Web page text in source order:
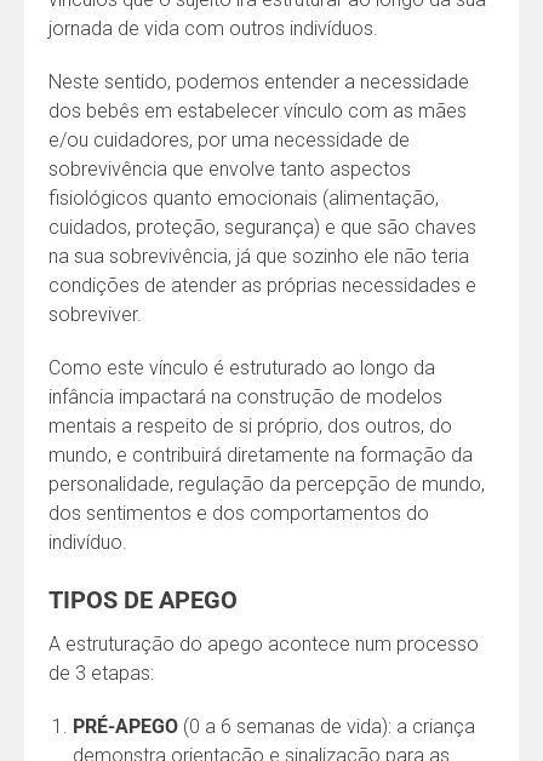
jornada de vida com outros indivíduos.
Neste sentido, podemos entender a necessidade
dos bebês em estabelecer vínculo com as mães
e/ou cuidadores, por uma necessidade de
sobrevivência que envolve tanto aspectos
fisiológicos quanto emocionais (alimentação,
cuidados, proteção, segurança) e que são chaves
na sua sobrevivência, já que sozinho ele não teria
condições de atender as próprias necessidades e
sobreviver.
Como este vínculo é estruturado ao longo da
infância impactará na construção de modelos
mentais a respeito de si próprio, dos outros, do
mundo, e contribuirá diretamente na formação da
personalidade, regulação da percepção de mundo,
dos sentimentos e dos comportamentos do
indivíduo.
TIPOS DE APEGO
A estruturação do apego acontece num processo
de 3 etapas:
PRÉ-APEGO (0 a 6 semanas de vida): a criança
demonstra orientação e sinalização para as